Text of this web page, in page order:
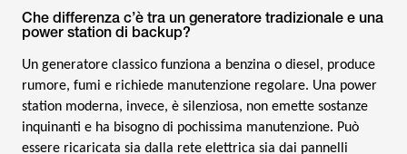
Che differenza c’è tra un generatore tradizionale e una
power station di backup?
Un generatore classico funziona a benzina o diesel, produce
rumore, fumi e richiede manutenzione regolare. Una power
station moderna, invece, è silenziosa, non emette sostanze
inquinanti e ha bisogno di pochissima manutenzione. Può
essere ricaricata sia dalla rete elettrica sia dai pannelli